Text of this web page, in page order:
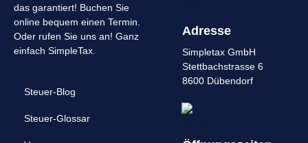
das garantiert! Buchen Sie
online bequem einen Termin.
Oder rufen Sie uns an! Ganz
einfach SimpleTax.
Steuer-Blog
Steuer-Glossar
Adresse
Simpletax GmbH
Stettbachstrasse 6
8600 Dübendorf